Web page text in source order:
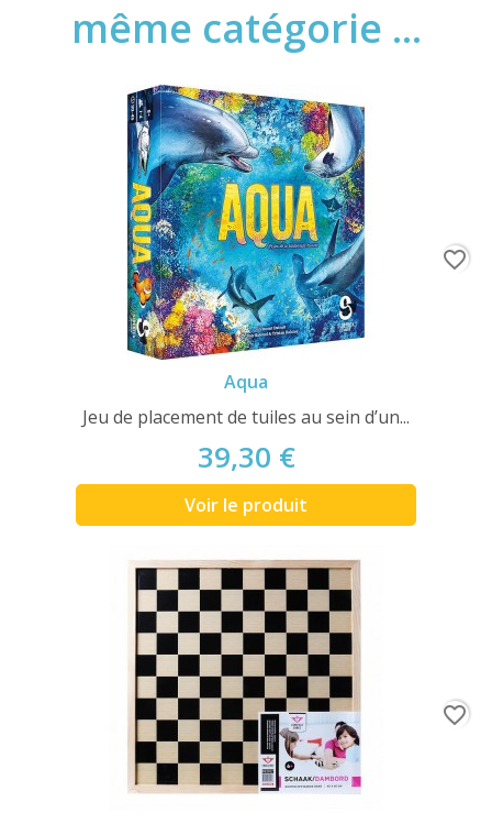
même catégorie ...
Aqua
Jeu de placement de tuiles au sein d’un...
39,30 €
Voir le produit
favorite_border
favorite_border